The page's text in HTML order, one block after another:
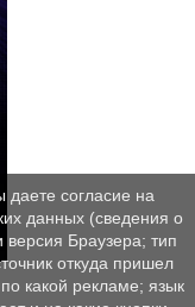
даете согласие на
данных (сведения о
Браузера; тип
откуда пришел
какой рекламе; язык